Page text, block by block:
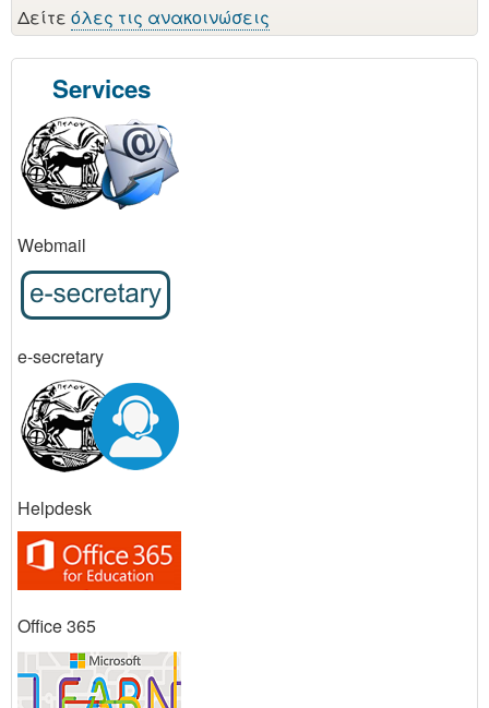
Δείτε όλες τις ανακοινώσεις
Services
Webmail
e-secretary
Helpdesk
Office 365